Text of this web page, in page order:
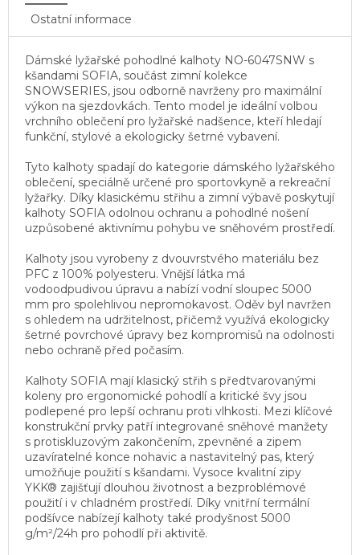
Ostatní informace
Dámské lyžařské pohodlné kalhoty NO-6047SNW s
kšandami SOFIA, součást zimní kolekce
SNOWSERIES, jsou odborně navrženy pro maximální
výkon na sjezdovkách. Tento model je ideální volbou
vrchního oblečení pro lyžařské nadšence, kteří hledají
funkční, stylové a ekologicky šetrné vybavení.
Tyto kalhoty spadají do kategorie dámského lyžařského
oblečení, speciálně určené pro sportovkyně a rekreační
lyžařky. Díky klasickému střihu a zimní výbavě poskytují
kalhoty SOFIA odolnou ochranu a pohodlné nošení
uzpůsobené aktivnímu pohybu ve sněhovém prostředí.
Kalhoty jsou vyrobeny z dvouvrstvého materiálu bez
PFC z 100% polyesteru. Vnější látka má
vodoodpudivou úpravu a nabízí vodní sloupec 5000
mm pro spolehlivou nepromokavost. Oděv byl navržen
s ohledem na udržitelnost, přičemž využívá ekologicky
šetrné povrchové úpravy bez kompromisů na odolnosti
nebo ochraně před počasím.
Kalhoty SOFIA mají klasický střih s předtvarovanými
koleny pro ergonomické pohodlí a kritické švy jsou
podlepené pro lepší ochranu proti vlhkosti. Mezi klíčové
konstrukční prvky patří integrované sněhové manžety
s protiskluzovým zakončením, zpevněné a zipem
uzavíratelné konce nohavic a nastavitelný pas, který
umožňuje použití s kšandami. Vysoce kvalitní zipy
YKK® zajišťují dlouhou životnost a bezproblémové
použití i v chladném prostředí. Díky vnitřní termální
podšívce nabízejí kalhoty také prodyšnost 5000
g/m²/24h pro pohodlí při aktivitě.